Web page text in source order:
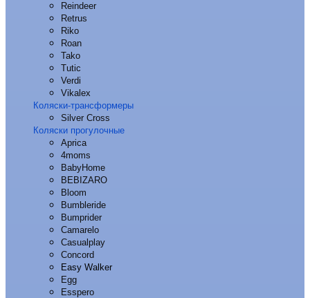
Reindeer
Retrus
Riko
Roan
Tako
Tutic
Verdi
Vikalex
Коляски-трансформеры
Silver Cross
Коляски прогулочные
Aprica
4moms
BabyHome
BEBIZARO
Bloom
Bumbleride
Bumprider
Camarelo
Casualplay
Concord
Easy Walker
Egg
Esspero